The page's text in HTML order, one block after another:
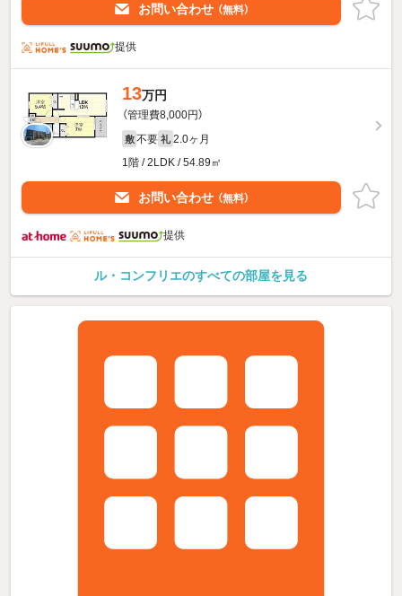
お問い合わせ （無料）
提供
13万円
（管理費8,000円）
敷 不要 礼 2.0ヶ月
1階 / 2LDK / 54.89㎡
お問い合わせ （無料）
提供
ル・コンフリエのすべての部屋を見る